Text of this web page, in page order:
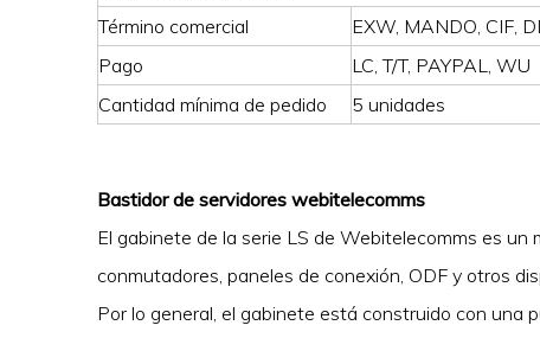
Término comercial
EXW, MANDO, CIF,
Pago
LC, T/T, PAYPAL, WU
Cantidad mínima de pedido
5 unidades
Bastidor de servidores webitelecomms
El gabinete de la serie LS de Webitelecomms es
conmutadores, paneles de conexión, ODF y otros
Por lo general, el gabinete está construido con una